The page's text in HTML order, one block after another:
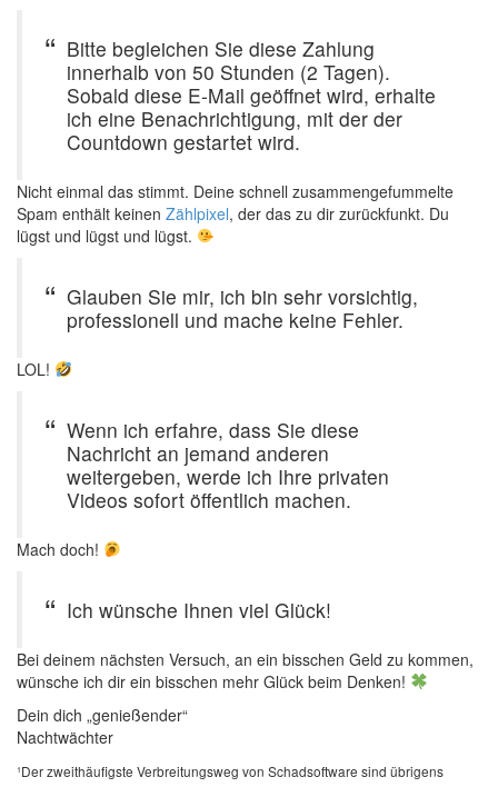
Bitte begleichen Sie diese Zahlung
innerhalb von 50 Stunden (2 Tagen).
Sobald diese E-Mail geöffnet wird, erhalte
ich eine Benachrichtigung, mit der der
Countdown gestartet wird.
Nicht einmal das stimmt. Deine schnell zusammengefummelte
Spam enthält keinen Zählpixel, der das zu dir zurückfunkt. Du
lügst und lügst und lügst.
Glauben Sie mir, ich bin sehr vorsichtig,
professionell und mache keine Fehler.
LOL!
Wenn ich erfahre, dass Sie diese
Nachricht an jemand anderen
weitergeben, werde ich Ihre privaten
Videos sofort öffentlich machen.
Mach doch!
Ich wünsche Ihnen viel Glück!
Bei deinem nächsten Versuch, an ein bisschen Geld zu kommen,
wünsche ich dir ein bisschen mehr Glück beim Denken!
Dein dich „genießender“
Nachtwächter
¹Der zweithäufigste Verbreitungsweg von Schadsoftware sind übrigens